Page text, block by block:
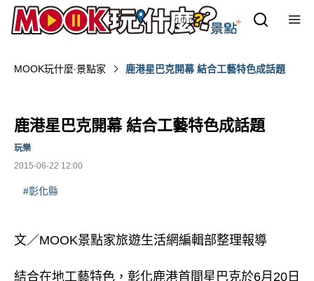
MOOK玩什麼‧景點家 鹿港星巴克開幕 結合工藝特色成話題
鹿港星巴克開幕 結合工藝特色成話題
2015-06-22 12:00
玩樂
#彰化縣
文／MOOK景點家旅遊生活網編輯部整理報導
結合在地工藝特色，彰化鹿港首間星巴克於6月20日